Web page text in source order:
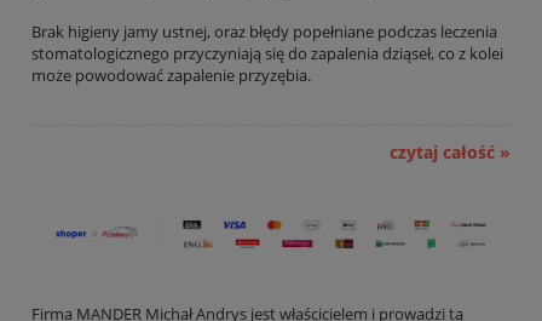
Brak higieny jamy ustnej, oraz błędy popełniane podczas leczenia
stomatologicznego przyczyniają się do zapalenia dziąseł, co z kolei
może powodować zapalenie przyzębia.
czytaj całość »
Firma MANDER Michał Andrys jest właścicielem i prowadzi tą